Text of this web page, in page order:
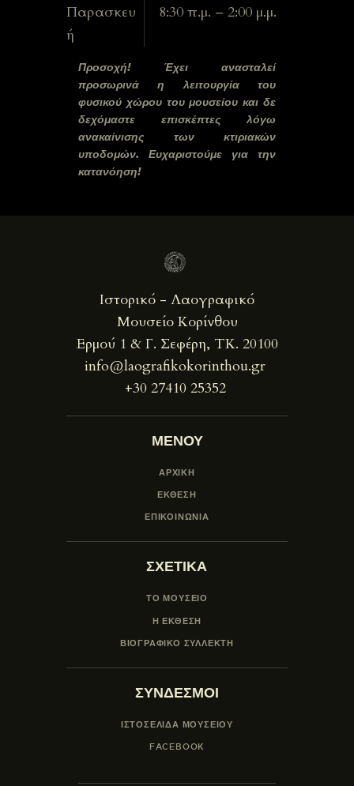
Παρασκευ
ή
8:30 π.μ. – 2:00 μ.μ.
Προσοχή! Έχει ανασταλεί
προσωρινά η λειτουργία του
φυσικού χώρου του μουσείουκαι δε
δεχόμαστε επισκέπτες λόγω
ανακαίνισης των κτιριακών
υποδομών. Ευχαριστούμε για την
κατανόηση!
Ιστορικό - Λαογραφικό
Μουσείο Κορίνθου
Ερμού 1 & Γ. Σεφέρη, ΤΚ. 20100
info@laografikokorinthou.gr
+30 27410 25352
ΜΕΝΟΥ
ΑΡΧΙΚΗ
ΕΚΘΕΣΗ
ΕΠΙΚΟΙΝΩΝΙΑ
ΣΧΕΤΙΚΑ
ΤΟ ΜΟΥΣΕΙΟ
Η ΕΚΘΕΣΗ
ΒΙΟΓΡΑΦΙΚΟ ΣΥΛΛΕΚΤΗ
ΣΥΝΔΕΣΜΟΙ
ΙΣΤΟΣΕΛΙΔΑ ΜΟΥΣΕΊΟΥ
FACEBOOK